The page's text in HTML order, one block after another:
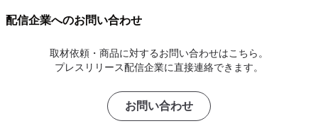
配信企業へのお問い合わせ
取材依頼・商品に対するお問い合わせはこちら。
プレスリリース配信企業に直接連絡できます。
お問い合わせ